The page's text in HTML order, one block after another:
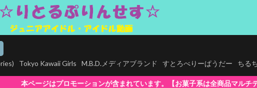
Tokyo Kawaii Girls M.B.D.メディアブランド すとろべりーぱうだー ちる
含まれています。【お菓子系は全商品マルチデバイス再生対応!】